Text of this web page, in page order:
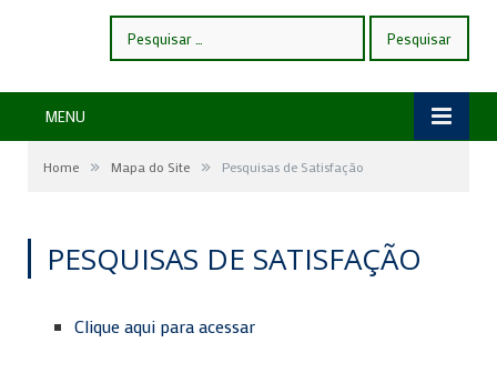
por:
MENU
Home » Mapa do Site » Pesquisas de Satisfação
PESQUISAS DE SATISFAÇÃO
Clique aqui para acessar